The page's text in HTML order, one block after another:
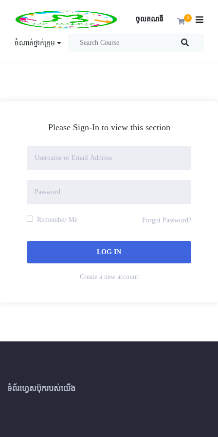
ចំណាត់ថ្នាក់ក្រុម
0
ចូលគណនី
Please Sign-In to view this section
Remember Me Forgot Password?
Create a new account
ទំព័រហ្វេសប៊ុករបស់យើង